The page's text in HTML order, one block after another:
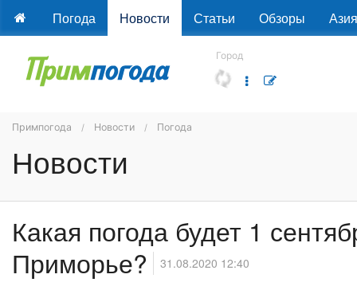
Погода Новости Статьи Обзоры Азия
Город
Примпогода Новости Погода
Новости
Какая погода будет 1
Приморье?
31.08.2020 12:40